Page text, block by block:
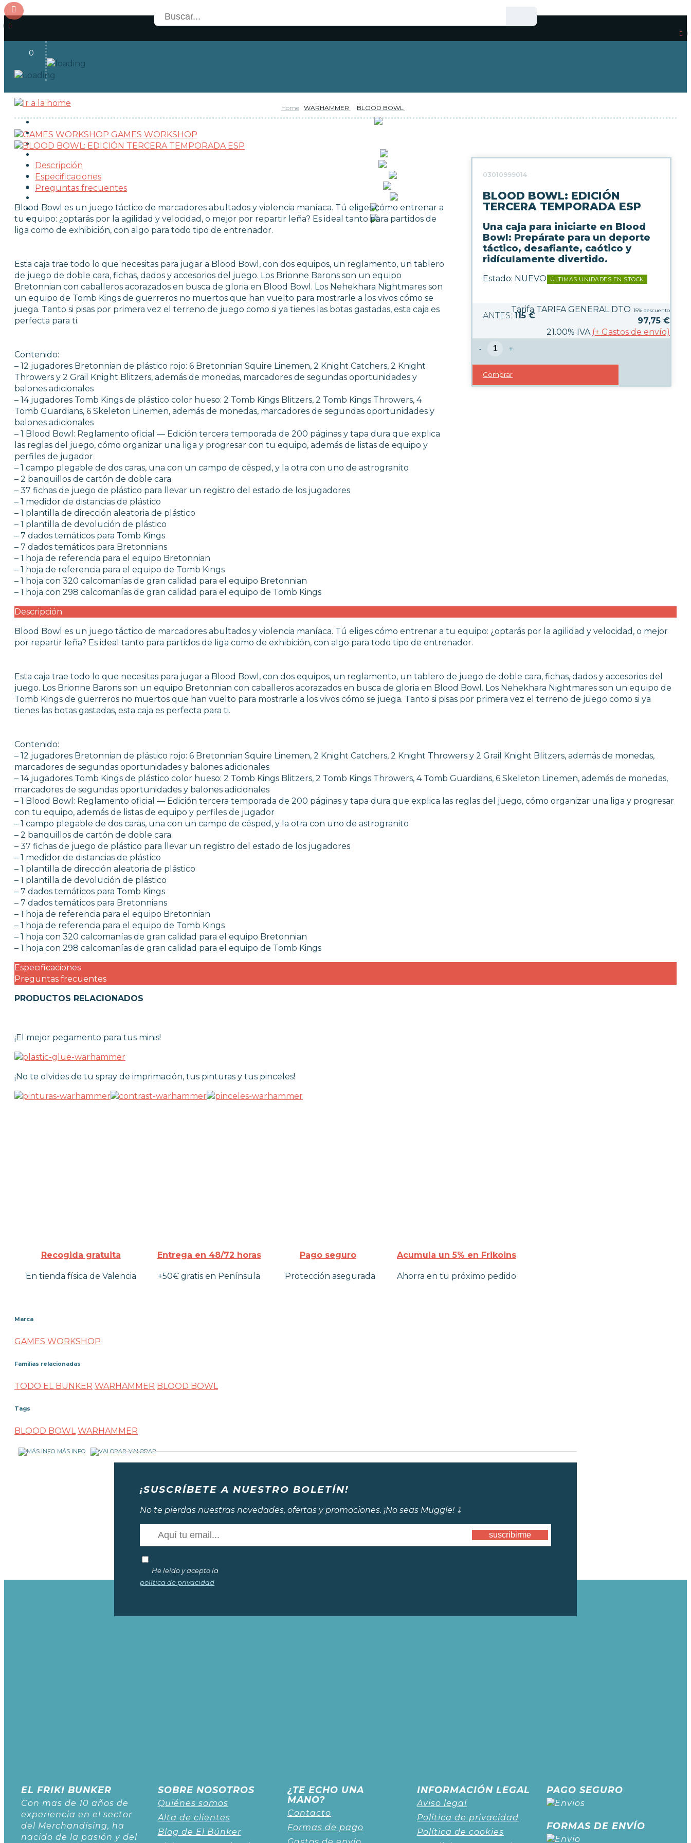
0
Acceso
RESERVAS
JUEGOS
OUTLET
FUNKO POP!
COLECCIONISMO
FUERZA DE BATALLA
WARHAMMER 40.000
AGE OF SIGMAR
THE LORD OF THE RINGS
THE OLD WORLD
HERRAMIENTAS Y ACCESORIOS
PINTURAS
DADOS
REVISTA WHITE DWARF
FIGURAS JOY TOY WARHAMMER
SETS Y GUÍAS DE INICIO
CARTAS TCG
MERCHANDISING
JUEGOS
OUTLET
Home WARHAMMER BLOOD BOWL
GAMES WORKSHOP
03010999014
BLOOD BOWL: EDICIÓN
TERCERA TEMPORADA ESP
Una caja para iniciarte en Blood
Bowl: Prepárate para un deporte
táctico, desafiante, caótico y
ridículamente divertido.
Estado: NUEVO ÚLTIMAS UNIDADES EN STOCK
115 €
Tarifa TARIFA GENERAL DTO 15% descuento
97,75 €
21.00% IVA (+ Gastos de envío)
- +
Comprar
Descripción
Especificaciones
Preguntas frecuentes
Blood Bowl es un juego táctico de marcadores abultados y violencia maníaca. Tú eliges cómo entrenar a
tu equipo: ¿optarás por la agilidad y velocidad, o mejor por repartir leña? Es ideal tanto para partidos de
liga como de exhibición, con algo para todo tipo de entrenador.
Esta caja trae todo lo que necesitas para jugar a Blood Bowl, con dos equipos, un reglamento, un tablero
de juego de doble cara, fichas, dados y accesorios del juego. Los Brionne Barons son un equipo
Bretonnian con caballeros acorazados en busca de gloria en Blood Bowl. Los Nehekhara Nightmares son
un equipo de Tomb Kings de guerreros no muertos que han vuelto para mostrarle a los vivos cómo se
juega. Tanto si pisas por primera vez el terreno de juego como si ya tienes las botas gastadas, esta caja es
perfecta para ti.
Contenido:
– 12 jugadores Bretonnian de plástico rojo: 6 Bretonnian Squire Linemen, 2 Knight Catchers, 2 Knight
Throwers y 2 Grail Knight Blitzers, además de monedas, marcadores de segundas oportunidades y
balones adicionales
– 14 jugadores Tomb Kings de plástico color hueso: 2 Tomb Kings Blitzers, 2 Tomb Kings Throwers, 4
Tomb Guardians, 6 Skeleton Linemen, además de monedas, marcadores de segundas oportunidades y
balones adicionales
– 1 Blood Bowl: Reglamento oficial — Edición tercera temporada de 200 páginas y tapa dura que explica
las reglas del juego, cómo organizar una liga y progresar con tu equipo, además de listas de equipo y
perfiles de jugador
– 1 campo plegable de dos caras, una con un campo de césped, y la otra con uno de astrogranito
– 2 banquillos de cartón de doble cara
– 37 fichas de juego de plástico para llevar un registro del estado de los jugadores
– 1 medidor de distancias de plástico
– 1 plantilla de dirección aleatoria de plástico
– 1 plantilla de devolución de plástico
– 7 dados temáticos para Tomb Kings
– 7 dados temáticos para Bretonnians
– 1 hoja de referencia para el equipo Bretonnian
– 1 hoja de referencia para el equipo de Tomb Kings
– 1 hoja con 320 calcomanías de gran calidad para el equipo Bretonnian
– 1 hoja con 298 calcomanías de gran calidad para el equipo de Tomb Kings
Descripción
Blood Bowl es un juego táctico de marcadores abultados y violencia maníaca. Tú eliges cómo entrenar a tu equipo: ¿optarás por la agilidad y velocidad, o mejor
por repartir leña? Es ideal tanto para partidos de liga como de exhibición, con algo para todo tipo de entrenador.
Esta caja trae todo lo que necesitas para jugar a Blood Bowl, con dos equipos, un reglamento, un tablero de juego de doble cara, fichas, dados y accesorios del
juego. Los Brionne Barons son un equipo Bretonnian con caballeros acorazados en busca de gloria en Blood Bowl. Los Nehekhara Nightmares son un equipo de
Tomb Kings de guerreros no muertos que han vuelto para mostrarle a los vivos cómo se juega. Tanto si pisas por primera vez el terreno de juego como si ya
tienes las botas gastadas, esta caja es perfecta para ti.
Contenido:
– 12 jugadores Bretonnian de plástico rojo: 6 Bretonnian Squire Linemen, 2 Knight Catchers, 2 Knight Throwers y 2 Grail Knight Blitzers, además de monedas,
marcadores de segundas oportunidades y balones adicionales
– 14 jugadores Tomb Kings de plástico color hueso: 2 Tomb Kings Blitzers, 2 Tomb Kings Throwers, 4 Tomb Guardians, 6 Skeleton Linemen, además de monedas,
marcadores de segundas oportunidades y balones adicionales
– 1 Blood Bowl: Reglamento oficial — Edición tercera temporada de 200 páginas y tapa dura que explica las reglas del juego, cómo organizar una liga y progresar
con tu equipo, además de listas de equipo y perfiles de jugador
– 1 campo plegable de dos caras, una con un campo de césped, y la otra con uno de astrogranito
– 2 banquillos de cartón de doble cara
– 37 fichas de juego de plástico para llevar un registro del estado de los jugadores
– 1 medidor de distancias de plástico
– 1 plantilla de dirección aleatoria de plástico
– 1 plantilla de devolución de plástico
– 7 dados temáticos para Tomb Kings
– 7 dados temáticos para Bretonnians
– 1 hoja de referencia para el equipo Bretonnian
– 1 hoja de referencia para el equipo de Tomb Kings
– 1 hoja con 320 calcomanías de gran calidad para el equipo Bretonnian
– 1 hoja con 298 calcomanías de gran calidad para el equipo de Tomb Kings
Especificaciones
Preguntas frecuentes
PRODUCTOS RELACIONADOS
¡El mejor pegamento para tus minis!
¡No te olvides de tu spray de imprimación, tus pinturas y tus pinceles!
Recogida gratuita Entrega en 48/72 horas Pago seguro Acumula un 5% en Frikoins
En tienda física de Valencia +50€ gratis en Península Protección asegurada Ahorra en tu próximo pedido
Marca
GAMES WORKSHOP
Familias relacionadas
TODO EL BUNKER WARHAMMER BLOOD BOWL
Tags
BLOOD BOWL WARHAMMER
MÁS INFO VALORAR
¡SUSCRÍBETE A NUESTRO BOLETÍN!
No te pierdas nuestras novedades, ofertas y promociones. ¡No seas Muggle! ⤵️
He leído y acepto la
política de privacidad
EL FRIKI BUNKER
Con mas de 10 años de
experiencia en el sector
del Merchandising, ha
nacido de la pasión y del
SOBRE NOSOTROS
Quiénes somos
Alta de clientes
Blog de El Búnker
¿TE ECHO UNA
MANO?
Contacto
Formas de pago
INFORMACIÓN LEGAL
Aviso legal
Política de privacidad
Política de cookies
PAGO SEGURO
FORMAS DE ENVÍO